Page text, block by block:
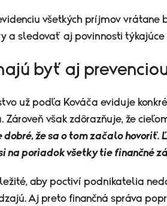
všetkých príjmov vrátane
a sledovať aj povinnosti týkajúce
byť aj
už podľa Kováča eviduje
Zároveň však zdôrazňuje, že
dobré, že sa o tom začalo
na poriadok všetky tie finančné
aby poctiví podnikatelia
Aj preto finančná správa